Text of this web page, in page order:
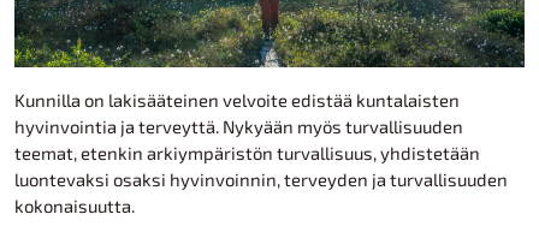
Kunnilla on lakisääteinen velvoite edistää kuntalaisten
hyvinvointia ja terveyttä. Nykyään myös turvallisuuden
teemat, etenkin arkiympäristön turvallisuus, yhdistetään
luontevaksi osaksi hyvinvoinnin, terveyden ja turvallisuuden
kokonaisuutta.